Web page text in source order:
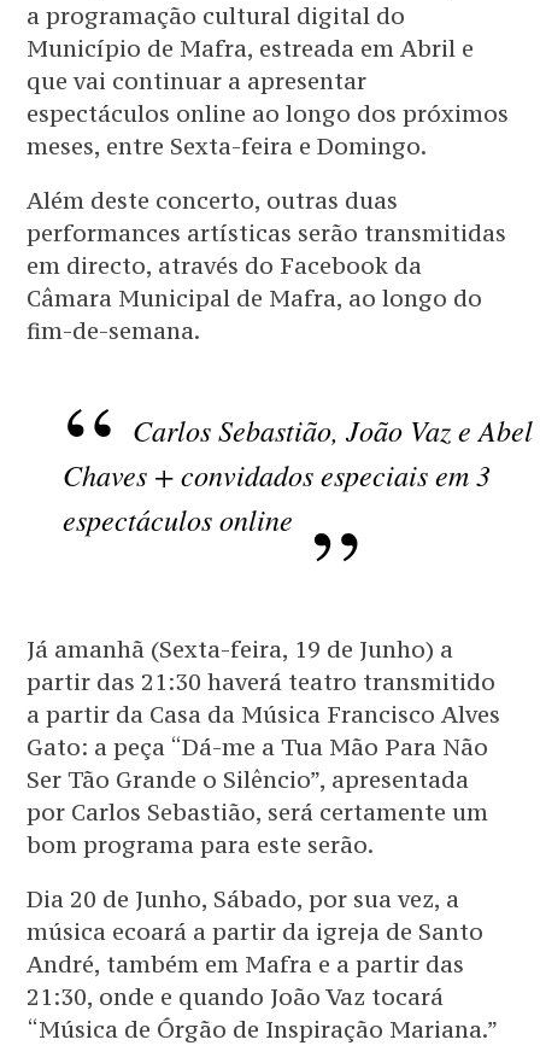
a programação cultural digital do
Município de Mafra, estreada em Abril e
que vai continuar a apresentar
espectáculos online ao longo dos próximos
meses, entre Sexta-feira e Domingo.
Além deste concerto, outras duas
performances artísticas serão transmitidas
em directo, através do Facebook da
Câmara Municipal de Mafra, ao longo do
fim-de-semana.
Carlos Sebastião, João Vaz e Abel
Chaves + convidados especiais em 3
espectáculos online
Já amanhã (Sexta-feira, 19 de Junho) a
partir das 21:30 haverá teatro transmitido
a partir da Casa da Música Francisco Alves
Gato: a peça “Dá-me a Tua Mão Para Não
Ser Tão Grande o Silêncio”, apresentada
por Carlos Sebastião, será certamente um
bom programa para este serão.
Dia 20 de Junho, Sábado, por sua vez, a
música ecoará a partir da igreja de Santo
André, também em Mafra e a partir das
21:30, onde e quando João Vaz tocará
“Música de Órgão de Inspiração Mariana.”